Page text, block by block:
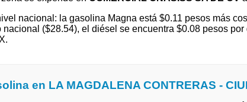
nacional: la gasolina Magna está $0.11 pesos más
($28.54), el diésel se encuentra $0.08 pesos
en LA MAGDALENA CONTRERAS -